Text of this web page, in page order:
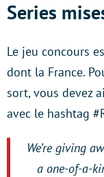
Series
Le jeu concours
dont la France.
sort, vous devez
avec le hashtag
We’re giving
a one-of-a-